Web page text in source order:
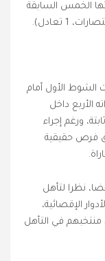
الخمس السابقة
الشوط الأول أمام
الأربع داخل
ورغم إجراء
فرص حقيقية
نظرا لتأهل
الإقصائية،
في التأهل